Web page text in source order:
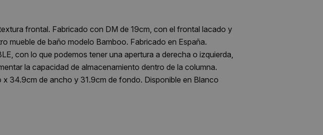
frontal. Fabricado con DM de 19cm, con el frontal lacado y
mueble de baño modelo Bamboo. Fabricado en España.
con lo que podemos tener una apertura a derecha o izquierda,
la capacidad de almacenamiento dentro de la columna.
34.9cm de ancho y 31.9cm de fondo. Disponible en Blanco
regulables en altura y profundidad. Carga máxima de